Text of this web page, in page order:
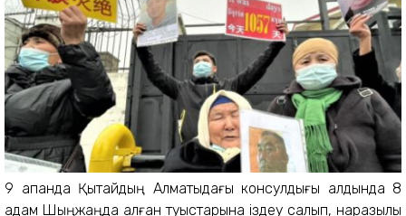
9 ақпанда Қытайдың Алматыдағы консулдығы алдында 8
адам Шыңжаңда қалған туыстарына іздеу салып, наразылық